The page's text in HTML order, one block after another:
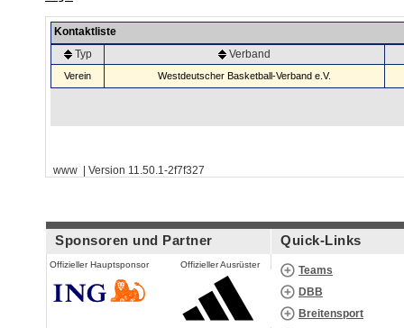
Kontaktliste
Typ
Verband
Verein Westdeutscher Basketball-Verband e.V.
www | Version 11.50.1-2f7f327
Sponsoren und Partner
Offizieller Hauptsponsor Offizieller Ausrüster
Quick-Links
Teams
DBB
Breitensport